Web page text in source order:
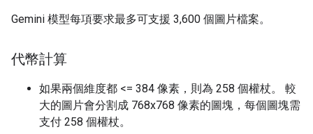
Gemini 模型每項要求最多可支援 3,600 個圖片檔案。
代幣計算
如果兩個維度都 <= 384 像素，則為 258 個權杖。 較
大的圖片會分割成 768x768 像素的圖塊，每個圖塊需
支付 258 個權杖。